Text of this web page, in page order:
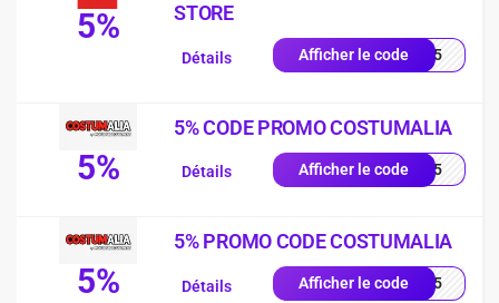
5%
STORE
Afficher le codeAND5
Détails
5%
5% CODE PROMO COSTUMALIA
Afficher le codeTTT5
Détails
5%
5% PROMO CODE COSTUMALIA
Afficher le codeRTT5
Détails